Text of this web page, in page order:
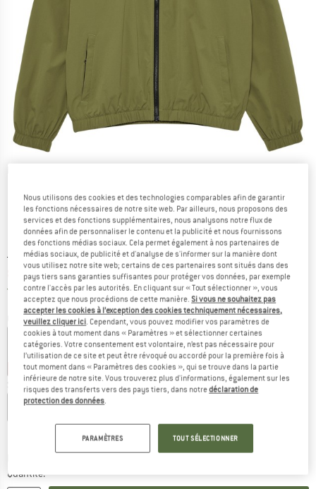
Prix initial :
169,95€
Prix:
84,98€ TVA incl.
Livraison gratuite(FR) France. Informations sur les frais de
Couleur:Olive Drab
-45 % -50 %
Sélectionner taille:
S M L
Le lien s'ouvre dans une boîte
Quantité:
Nous utilisons des cookies et des technologies comparables afin de garantir
les fonctions nécessaires de notre site web. Par ailleurs, nous proposons des
services et des fonctions supplémentaires, nous analysons notre flux de
données afin de personnaliser le contenu et la publicité et nous fournissons
des fonctions médias sociaux. Cela permet également à nos partenaires de
médias sociaux, de publicité et d'analyse de s'informer sur la manière dont
vous utilisez notre site web; certains de ces partenaires sont situés dans des
pays tiers sans garanties suffisantes pour protéger vos données, par exemple
contre l'accès par les autorités. En cliquant sur « Tout sélectionner », vous
acceptez que nous procédions de cette manière.Si vous ne souhaitez pas
accepter les cookies à l’exception des cookies techniquement nécessaires,
veuillez cliquer ici. Cependant, vous pouvez modifier vos paramètres de
cookies à tout moment dans « Paramètres » et sélectionner certaines
catégories. Votre consentement est volontaire, n’est pas nécessaire pour
l’utilisation de ce site et peut être révoqué ou accordé pour la première fois à
tout moment dans « Paramètres des cookies », qui se trouve dans la partie
inférieure de notre site. Vous trouverez plus d'informations, également sur les
risques des transferts vers des pays tiers, dans notredéclaration de
protection des données.
PARAMÈTRES TOUT SÉLECTIONNER